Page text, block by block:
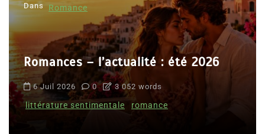
Dans Romance
Romances – l’actualité : été 2026
6 Juil 2026 0 3 052 words
littérature sentimentale romance